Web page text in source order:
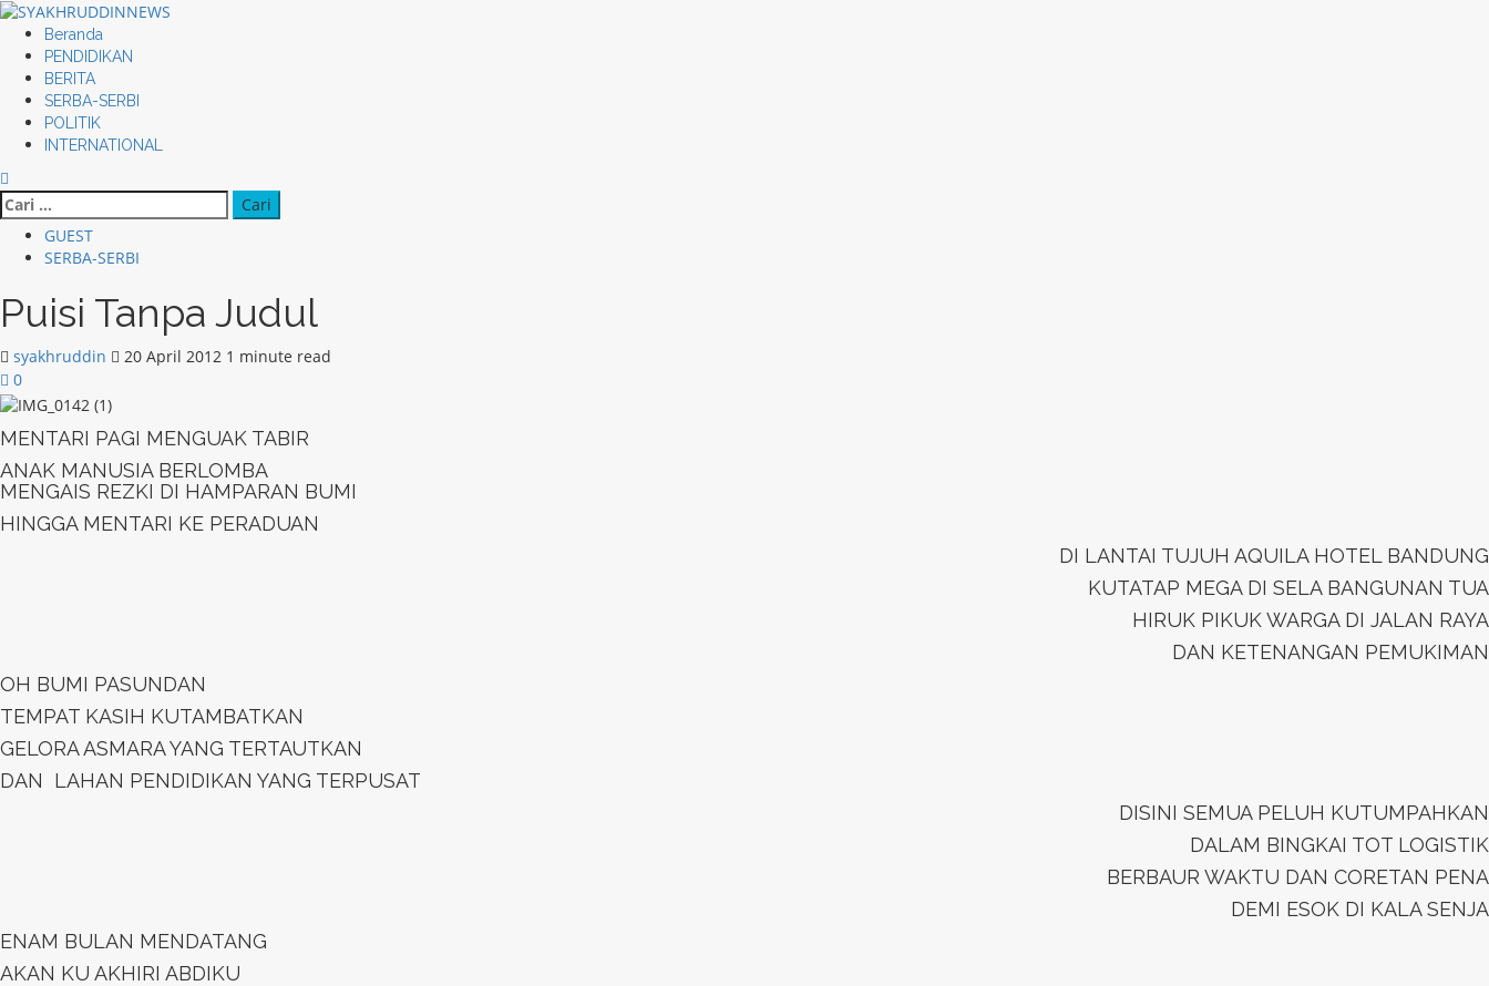
Skip
content
Primary
Menu
Beranda
PENDIDIKAN
BERITA
SERBA-SERBI
POLITIK
INTERNATIONAL
Cari
untuk:
GUEST
SERBA-SERBI
Puisi Tanpa Judul
syakhruddin 20 April 2012 1 minute read
0
MENTARI PAGI MENGUAK TABIR
ANAK MANUSIA BERLOMBA
MENGAIS REZKI DI HAMPARAN BUMI
HINGGA MENTARI KE PERADUAN
DI LANTAI TUJUH AQUILA HOTEL BANDUNG
KUTATAP MEGA DI SELA BANGUNAN TUA
HIRUK PIKUK WARGA DI JALAN RAYA
DAN KETENANGAN PEMUKIMAN
OH BUMI PASUNDAN
TEMPAT KASIH KUTAMBATKAN
GELORA ASMARA YANG TERTAUTKAN
DAN LAHAN PENDIDIKAN YANG TERPUSAT
DISINI SEMUA PELUH KUTUMPAHKAN
DALAM BINGKAI TOT LOGISTIK
BERBAUR WAKTU DAN CORETAN PENA
DEMI ESOK DI KALA SENJA
ENAM BULAN MENDATANG
AKAN KU AKHIRI ABDIKU